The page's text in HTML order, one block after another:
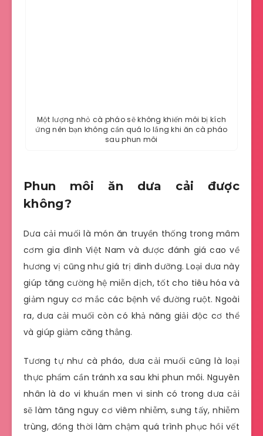
Một lượng nhỏ cà pháo sẽ không khiến môi bị kích
ứng nên bạn không cần quá lo lắng khi ăn cà pháo
sau phun môi
Phun môi ăn dưa cải được
không?
Dưa cải muối là món ăn truyền thống trong mâm
cơm gia đình Việt Nam và được đánh giá cao về
hương vị cũng như giá trị dinh dưỡng. Loại dưa này
giúp tăng cường hệ miễn dịch, tốt cho tiêu hóa và
giảm nguy cơ mắc các bệnh về đường ruột. Ngoài
ra, dưa cải muối còn có khả năng giải độc cơ thể
và giúp giảm căng thẳng.
Tương tự như cà pháo, dưa cải muối cũng là loại
thực phẩm cần tránh xa sau khi phun môi. Nguyên
nhân là do vi khuẩn men vi sinh có trong dưa cải
sẽ làm tăng nguy cơ viêm nhiễm, sưng tấy, nhiễm
trùng, đồng thời làm chậm quá trình phục hồi vết